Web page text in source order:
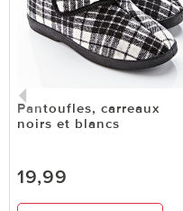
Pantoufles, carreaux
noirs et blancs
19,99